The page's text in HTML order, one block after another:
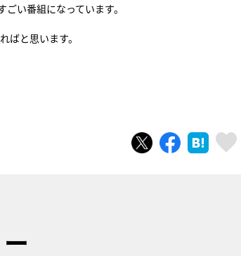
い番組になっています。
ばと思います。
ツイートシェア はてブ